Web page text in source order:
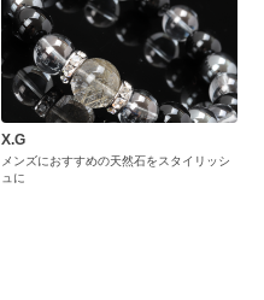
X.G
メンズにおすすめの天然石をスタイリッシ
ュに